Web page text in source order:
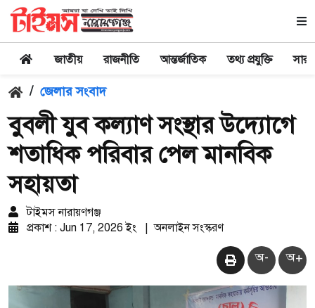
জাতীয় রাজনীতি আন্তর্জাতিক তথ্য প্রযুক্তি
/ জেলার সংবাদ
বুবলী যুব কল্যাণ সংস্থার উদ্যোগে
শতাধিক পরিবার পেল মানবিক
সহায়তা
টাইমস নারায়ণগঞ্জ
প্রকাশ : Jun 17, 2026 ইং
অনলাইন সংস্করণ
অ- অ+